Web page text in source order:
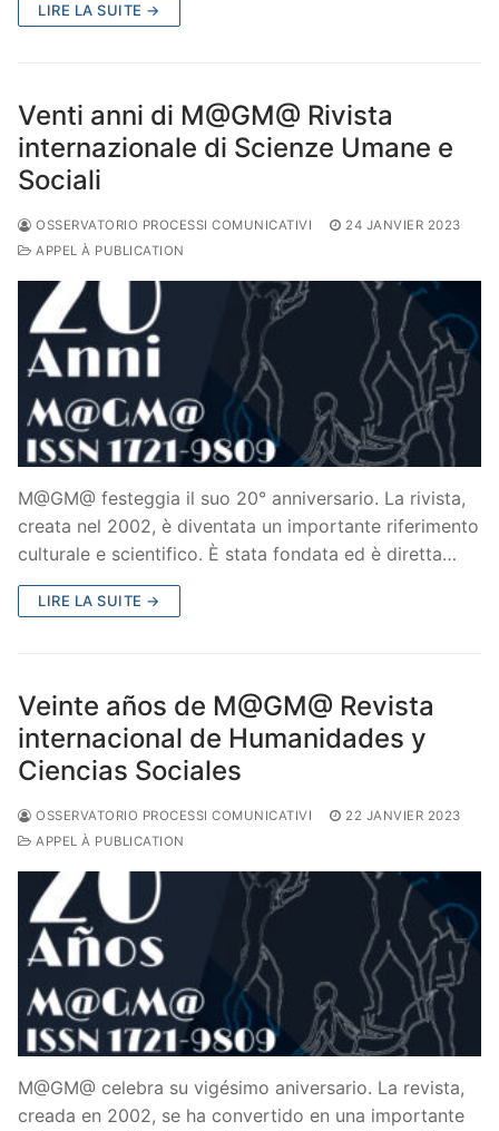
LIRE LA SUITE →
Venti anni di M@GM@ Rivista
internazionale di Scienze Umane e
Sociali
OSSERVATORIO PROCESSI COMUNICATIVI
24 JANVIER 2023
APPEL À PUBLICATION
M@GM@ festeggia il suo 20° anniversario. La rivista,
creata nel 2002, è diventata un importante riferimento
culturale e scientifico. È stata fondata ed è diretta…
LIRE LA SUITE →
Veinte años de M@GM@ Revista
internacional de Humanidades y
Ciencias Sociales
OSSERVATORIO PROCESSI COMUNICATIVI
22 JANVIER 2023
APPEL À PUBLICATION
M@GM@ celebra su vigésimo aniversario. La revista,
creada en 2002, se ha convertido en una importante